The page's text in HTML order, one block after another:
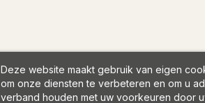
Deze website maakt gebruik van eigen
om onze diensten te verbeteren en om u
verband houden met uw voorkeuren door